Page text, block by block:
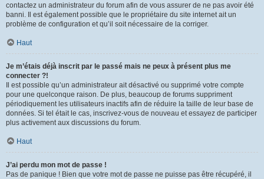
contactez un administrateur du forum afin de vous assurer de ne pas avoir été
banni. Il est également possible que le propriétaire du site internet ait un
problème de configuration et qu’il soit nécessaire de la corriger.
Haut
Je m’étais déjà inscrit par le passé mais ne peux à présent plus me
connecter ?!
Il est possible qu’un administrateur ait désactivé ou supprimé votre compte
pour une quelconque raison. De plus, beaucoup de forums suppriment
périodiquement les utilisateurs inactifs afin de réduire la taille de leur base de
données. Si tel était le cas, inscrivez-vous de nouveau et essayez de participer
plus activement aux discussions du forum.
Haut
J’ai perdu mon mot de passe !
Pas de panique ! Bien que votre mot de passe ne puisse pas être récupéré, il